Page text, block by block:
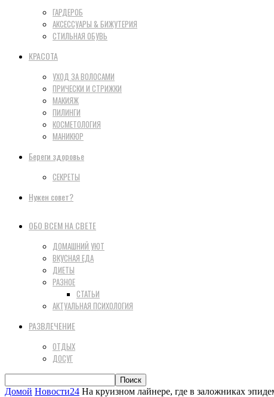
ГАРДЕРОБ
АКСЕССУАРЫ & БИЖУТЕРИЯ
СТИЛЬНАЯ ОБУВЬ
КРАСОТА
УХОД ЗА ВОЛОСАМИ
ПРИЧЕСКИ И СТРИЖКИ
МАКИЯЖ
ПИЛИНГИ
КОСМЕТОЛОГИЯ
МАНИКЮР
Береги здоровье
СЕКРЕТЫ
Нужен совет?
ОБО ВСЕМ НА СВЕТЕ
ДОМАШНИЙ УЮТ
ВКУСНАЯ ЕДА
ДИЕТЫ
РАЗНОЕ
СТАТЬИ
АКТУАЛЬНАЯ ПСИХОЛОГИЯ
РАЗВЛЕЧЕНИЕ
ОТДЫХ
ДОСУГ
Домой Новости24 На круизном лайнере, где в заложниках